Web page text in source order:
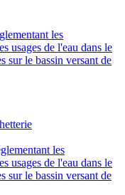
les
usages de l'eau dans le
sur le bassin versant de
les
usages de l'eau dans le
sur le bassin versant de